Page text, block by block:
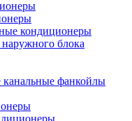
кондиционеры
блока
канальные фанкойлы